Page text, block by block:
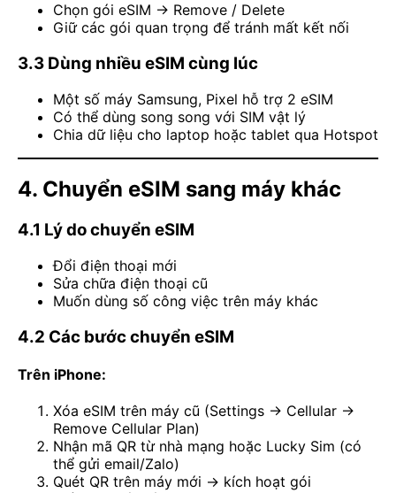
Chọn gói eSIM → Remove / Delete
Giữ các gói quan trọng để tránh mất kết nối
3.3 Dùng nhiều eSIM cùng lúc
Một số máy Samsung, Pixel hỗ trợ 2 eSIM
Có thể dùng song song với SIM vật lý
Chia dữ liệu cho laptop hoặc tablet qua Hotspot
4. Chuyển eSIM sang máy khác
4.1 Lý do chuyển eSIM
Đổi điện thoại mới
Sửa chữa điện thoại cũ
Muốn dùng số công việc trên máy khác
4.2 Các bước chuyển eSIM
Trên iPhone:
Xóa eSIM trên máy cũ (Settings → Cellular →
Remove Cellular Plan)
Nhận mã QR từ nhà mạng hoặc Lucky Sim (có
thể gửi email/Zalo)
Quét QR trên máy mới → kích hoạt gói